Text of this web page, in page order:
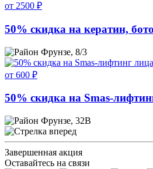
от 2500 ₽
50% скидка на кератин,
Фрунзе, 8/3
от 600 ₽
50% скидка на Smas-
Фрунзе, 32В
Завершенная акция
Оставайтесь на связи